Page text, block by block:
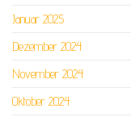
Januar 2025
Dezember 2024
November 2024
Oktober 2024